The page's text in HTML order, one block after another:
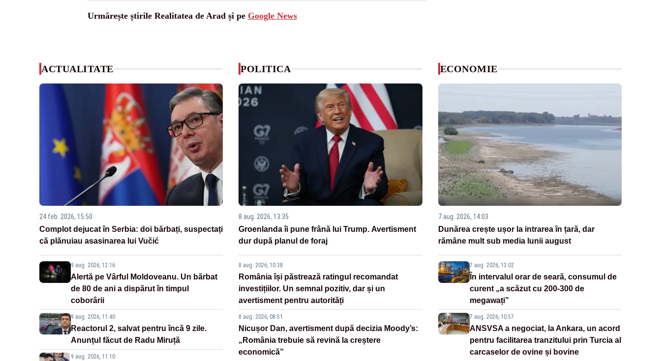
Urmărește știrile Realitatea de Arad și pe Google News
ACTUALITATE
24 feb. 2026, 15:50
Complot dejucat în Serbia: doi bărbați, suspectați
că plănuiau asasinarea lui Vučić
9 aug. 2026, 12:16
Alertă pe Vârful Moldoveanu. Un bărbat
de 80 de ani a dispărut în timpul
coborârii
9 aug. 2026, 11:40
Reactorul 2, salvat pentru încă 9 zile.
Anunțul făcut de Radu Miruță
9 aug. 2026, 11:10
POLITICA
8 aug. 2026, 13:35
Groenlanda îi pune frână lui Trump. Avertisment
dur după planul de foraj
8 aug. 2026, 10:38
România își păstrează ratingul recomandat
investițiilor. Un semnal pozitiv, dar și un
avertisment pentru autorități
8 aug. 2026, 08:51
Nicușor Dan, avertisment după decizia Moody’s:
„România trebuie să revină la creștere
economică”
ECONOMIE
7 aug. 2026, 14:03
Dunărea crește ușor la intrarea în țară, dar
rămâne mult sub media lunii august
7 aug. 2026, 13:02
În intervalul orar de seară, consumul de
curent „a scăzut cu 200-300 de
megawați”
7 aug. 2026, 10:57
ANSVSA a negociat, la Ankara, un acord
pentru facilitarea tranzitului prin Turcia al
carcaselor de ovine și bovine